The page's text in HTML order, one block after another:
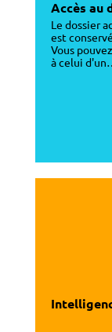
Accès au
Le dossier
est
Vous
à celui